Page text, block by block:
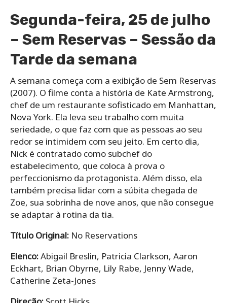
Segunda-feira, 25 de julho
– Sem Reservas – Sessão da
Tarde da semana
A semana começa com a exibição de Sem Reservas
(2007). O filme conta a história de Kate Armstrong,
chef de um restaurante sofisticado em Manhattan,
Nova York. Ela leva seu trabalho com muita
seriedade, o que faz com que as pessoas ao seu
redor se intimidem com seu jeito. Em certo dia,
Nick é contratado como subchef do
estabelecimento, que coloca à prova o
perfeccionismo da protagonista. Além disso, ela
também precisa lidar com a súbita chegada de
Zoe, sua sobrinha de nove anos, que não consegue
se adaptar à rotina da tia.
Título Original: No Reservations
Elenco:Abigail Breslin, Patricia Clarkson, Aaron
Eckhart, Brian Obyrne, Lily Rabe, Jenny Wade,
Catherine Zeta-Jones